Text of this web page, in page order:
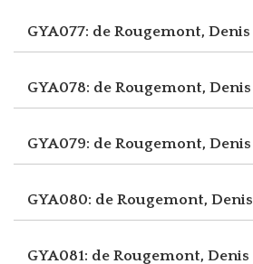
GYA077: de Rougemont, Denis
GYA078: de Rougemont, Denis
GYA079: de Rougemont, Denis
GYA080: de Rougemont, Denis
GYA081: de Rougemont, Denis